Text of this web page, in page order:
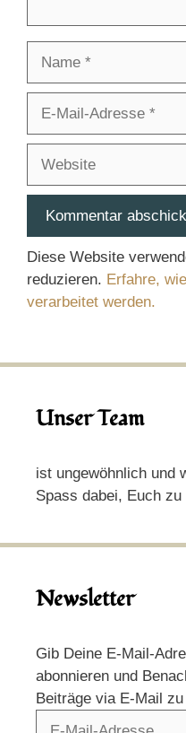
Adresse
Diese Website
reduzieren. Erfahre,
verarbeitet werden.
Unser Team
ist ungewöhnlich und
Spass dabei, Euch zu
Newsletter
Gib Deine E-Mail-
abonnieren und
Beiträge via E-Mail